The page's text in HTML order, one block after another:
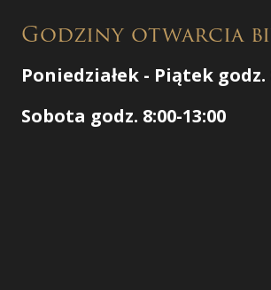
Godziny otwarcia
Poniedziałek - Piątek godz.
Sobota godz. 8:00-13:00